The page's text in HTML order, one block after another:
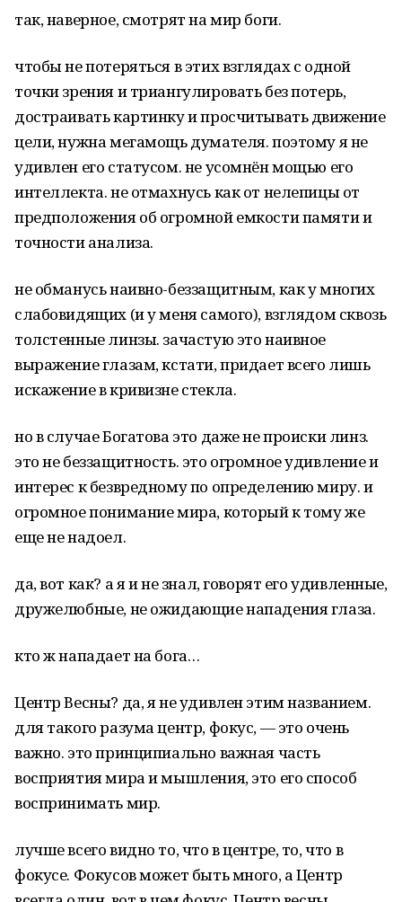
так, наверное, смотрят на мир боги.
чтобы не потеряться в этих взглядах с одной
точки зрения и триангулировать без потерь,
достраивать картинку и просчитывать движение
цели, нужна мегамощь думателя. поэтому я не
удивлен его статусом. не усомнён мощью его
интеллекта. не отмахнусь как от нелепицы от
предположения об огромной емкости памяти и
точности анализа.
не обманусь наивно-беззащитным, как у многих
слабовидящих (и у меня самого), взглядом сквозь
толстенные линзы. зачастую это наивное
выражение глазам, кстати, придает всего лишь
искажение в кривизне стекла.
но в случае Богатова это даже не происки линз.
это не беззащитность. это огромное удивление и
интерес к безвредному по определению миру. и
огромное понимание мира, который к тому же
еще не надоел.
да, вот как? а я и не знал, говорят его удивленные,
дружелюбные, не ожидающие нападения глаза.
кто ж нападает на бога…
Центр Весны? да, я не удивлен этим названием.
для такого разума центр, фокус, — это очень
важно. это принципиально важная часть
восприятия мира и мышления, это его способ
воспринимать мир.
лучше всего видно то, что в центре, то, что в
фокусе. Фокусов может быть много, а Центр